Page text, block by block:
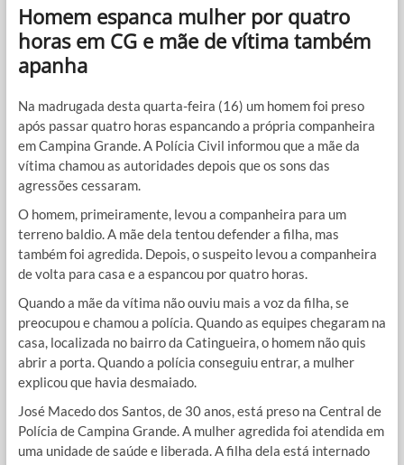
Homem espanca mulher por quatro
horas em CG e mãe de vítima também
apanha
Na madrugada desta quarta-feira (16) um homem foi preso
após passar quatro horas espancando a própria companheira
em Campina Grande. A Polícia Civil informou que a mãe da
vítima chamou as autoridades depois que os sons das
agressões cessaram.
O homem, primeiramente, levou a companheira para um
terreno baldio. A mãe dela tentou defender a filha, mas
também foi agredida. Depois, o suspeito levou a companheira
de volta para casa e a espancou por quatro horas.
Quando a mãe da vítima não ouviu mais a voz da filha, se
preocupou e chamou a polícia. Quando as equipes chegaram na
casa, localizada no bairro da Catingueira, o homem não quis
abrir a porta. Quando a polícia conseguiu entrar, a mulher
explicou que havia desmaiado.
José Macedo dos Santos, de 30 anos, está preso na Central de
Polícia de Campina Grande. A mulher agredida foi atendida em
uma unidade de saúde e liberada. A filha dela está internado